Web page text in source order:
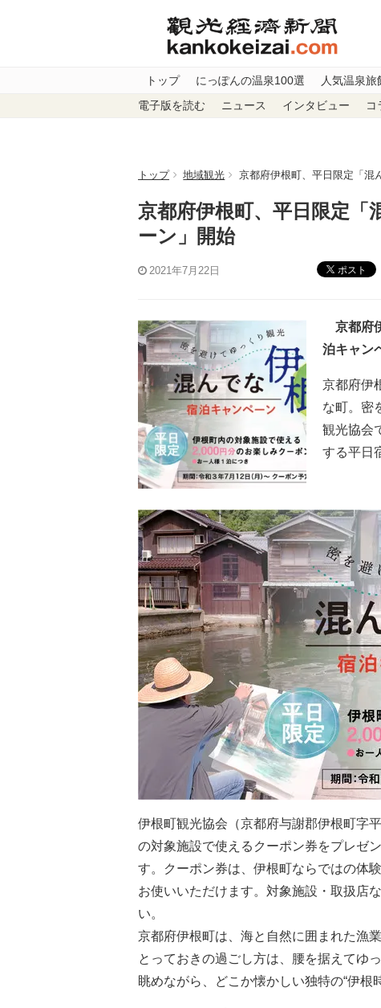
トップ にっぽんの温泉100選 人気温泉
電子版を読む ニュース インタビュー コ
トップ 地域観光 京都府伊根町、平日限定「混
京都府伊根町、平日限定
ーン」開始
2021年7月22日 ポスト
京都府
泊キャン
京都府伊
な町。密
観光協会
する平日
伊根町観光協会（京都府与謝郡伊根町字
の対象施設で使えるクーポン券をプレゼ
す。クーポン券は、伊根町ならではの体
お使いいただけます。対象施設・取扱店
い。
京都府伊根町は、海と自然に囲まれた漁
とっておきの過ごし方は、腰を据えてゆ
眺めながら、どこか懐かしい独特の“伊根